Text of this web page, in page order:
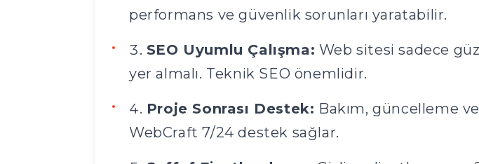
performans ve güvenlik sorunları yaratabilir.
SEO Uyumlu Çalışma: Web sitesi sadece
yer almalı. Teknik SEO önemlidir.
Proje Sonrası Destek: Bakım, güncelleme
WebCraft 7/24 destek sağlar.